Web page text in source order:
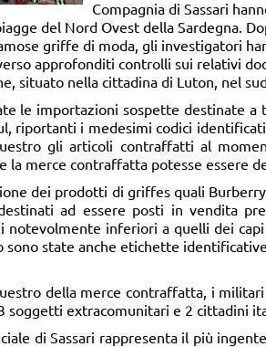
Compagnia di Sassari
del Nord Ovest della Sardegna.
griffe di moda, gli investigatori
approfonditi controlli sui relativi
situato nella cittadina di Luton, nel
le importazioni sospette destinate
riportanti i medesimi codici
gli articoli contraffatti al
la merce contraffatta potesse essere
dei prodotti di griffes quali
ad essere posti in vendita
inferiori a quelli dei capi
state anche etichette
della merce contraffatta, i
soggetti extracomunitari e 2 cittadini
di Sassari rappresenta il più